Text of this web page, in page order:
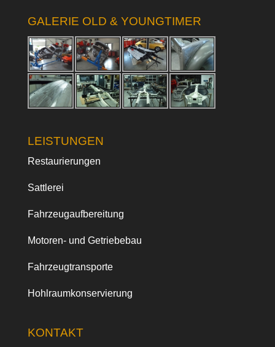
GALERIE OLD & YOUNGTIMER
LEISTUNGEN
Restaurierungen
Sattlerei
Fahrzeugaufbereitung
Motoren- und Getriebebau
Fahrzeugtransporte
Hohlraumkonservierung
KONTAKT